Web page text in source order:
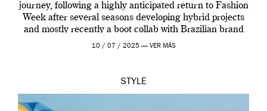
journey, following a highly anticipated return to Fashion
Week after several seasons developing hybrid projects
and mostly recently a boot collab with Brazilian brand
Melissa. This fashion show is a component of Francisco
10 / 07 / 2025 — VER MÁS
STYLE